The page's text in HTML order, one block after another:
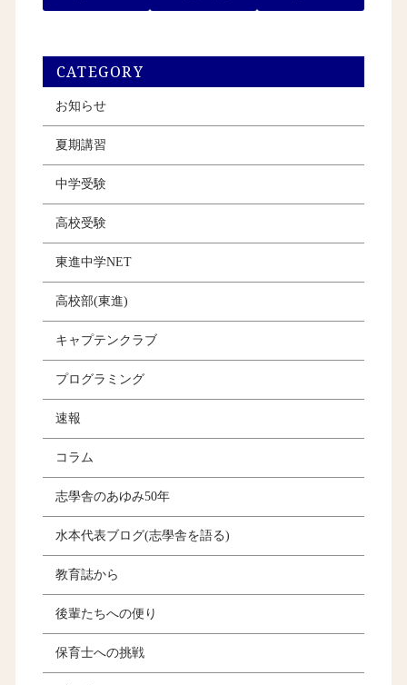
CATEGORY
お知らせ
夏期講習
中学受験
高校受験
東進中学NET
高校部(東進)
キャプテンクラブ
プログラミング
速報
コラム
志學舎のあゆみ50年
水本代表ブログ(志學舎を語る)
教育誌から
後輩たちへの便り
保育士への挑戦